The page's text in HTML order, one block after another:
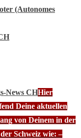
(Autonomes
News CHHier
Deine aktuellen
von Deinem in der
Schweiz wie: –